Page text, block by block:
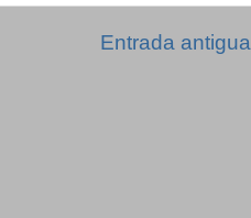
Entrada antigua